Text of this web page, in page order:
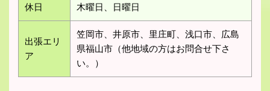
休日 木曜日、日曜日
出張エリ
ア
笠岡市、井原市、里庄町、浅口市、広島
県福山市（他地域の方はお問合せ下さ
い。）